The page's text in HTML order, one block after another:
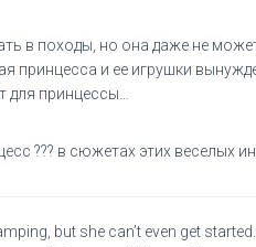
в походы, но она даже не
принцесса и ее игрушки
для принцессы…
??? в сюжетах этих веселых
but she can’t even get